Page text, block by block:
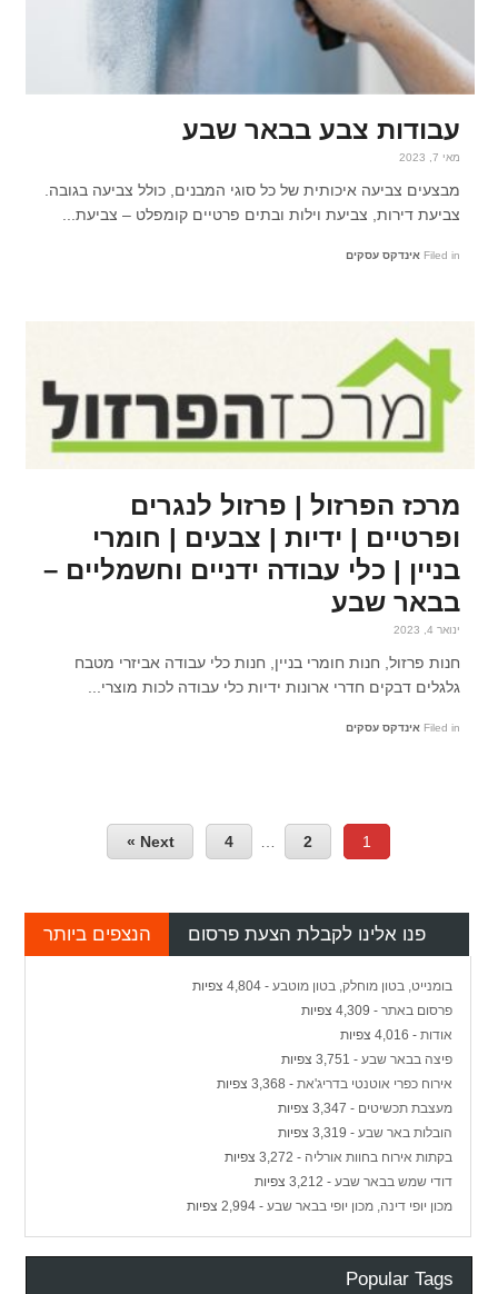
עבודות צבע בבאר שבע
מאי 7, 2023
מבצעים צביעה איכותית של כל סוגי המבנים, כולל צביעה בגובה.
צביעת דירות, צביעת וילות ובתים פרטיים קומפלט – צביעת...
Filed in אינדקס עסקים
מרכז הפרזול | פרזול לנגרים
ופרטיים | ידיות | צבעים | חומרי
בניין | כלי עבודה ידניים וחשמליים –
בבאר שבע
ינואר 4, 2023
חנות פרזול, חנות חומרי בניין, חנות כלי עבודה אביזרי מטבח
גלגלים דבקים חדרי ארונות ידיות כלי עבודה לכות מוצרי...
Filed in אינדקס עסקים
1
2
4
Next »
הנצפים ביותר פנו אלינו לקבלת הצעת פרסום
בומנייט, בטון מוחלק, בטון מוטבע - 4,804 צפיות
פרסום באתר - 4,309 צפיות
אודות - 4,016 צפיות
פיצה בבאר שבע - 3,751 צפיות
אירוח כפרי אוטנטי בדריג'את - 3,368 צפיות
מעצבת תכשיטים - 3,347 צפיות
הובלות באר שבע - 3,319 צפיות
בקתות אירוח בחוות אורליה - 3,272 צפיות
דודי שמש בבאר שבע - 3,212 צפיות
מכון יופי דינה, מכון יופי בבאר שבע - 2,994 צפיות
Popular Tags